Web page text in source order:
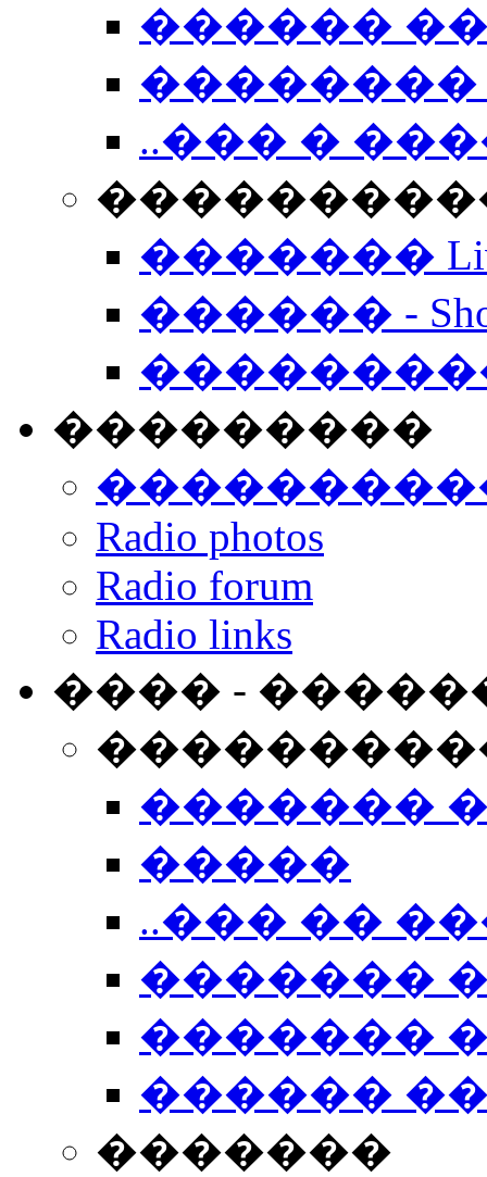
������
��������
..��� �
����������
�������
������ -
���������
Radio photos
Radio forum
Radio links
���� -
�������
�����
..��� ��
�������
�������
������
�������